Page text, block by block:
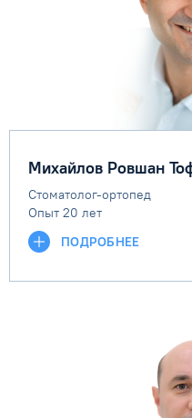
Михайлов Ровшан
Стоматолог-ортопед
Опыт 20 лет
ПОДРОБНЕЕ